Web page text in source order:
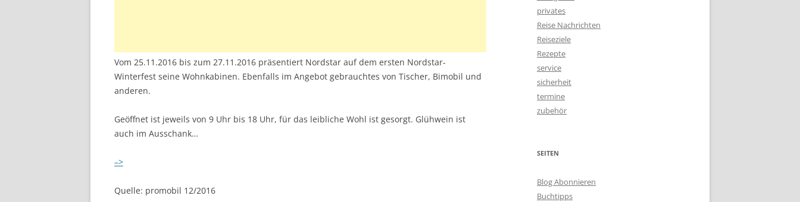
Vom 25.11.2016 bis zum 27.11.2016 präsentiert Nordstar auf dem ersten Nordstar-
Winterfest seine Wohnkabinen. Ebenfalls im Angebot gebrauchtes von Tischer, Bimobil und
anderen.
Geöffnet ist jeweils von 9 Uhr bis 18 Uhr, für das leibliche Wohl ist gesorgt. Glühwein ist
auch im Ausschank…
–>
Quelle: promobil 12/2016
privates
Reise Nachrichten
Reiseziele
Rezepte
service
sicherheit
termine
zubehör
SEITEN
Blog Abonnieren
Buchtipps